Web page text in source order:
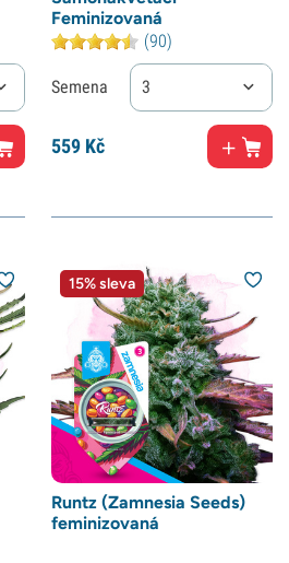
Feminizovaná
(90)
Semena 3
559 Kč
15% sleva
Runtz (Zamnesia Seeds)
feminizovaná